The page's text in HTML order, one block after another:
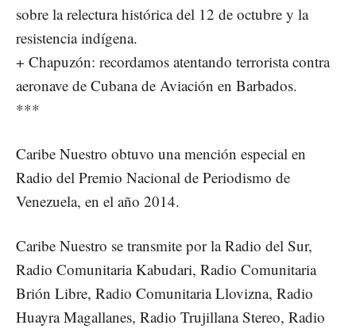
sobre la relectura histórica del 12 de octubre y la
resistencia indígena.
+ Chapuzón: recordamos atentando terrorista contra
aeronave de Cubana de Aviación en Barbados.
***
Caribe Nuestro obtuvo una mención especial en
Radio del Premio Nacional de Periodismo de
Venezuela, en el año 2014.
Caribe Nuestro se transmite por la Radio del Sur,
Radio Comunitaria Kabudari, Radio Comunitaria
Brión Libre, Radio Comunitaria Llovizna, Radio
Huayra Magallanes, Radio Trujillana Stereo, Radio